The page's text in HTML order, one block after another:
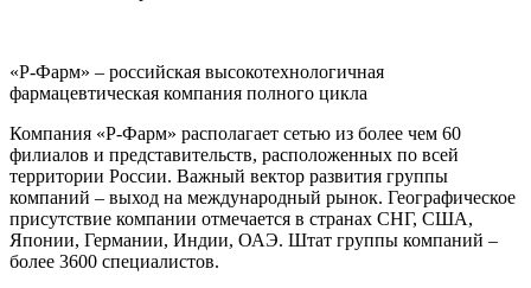
«Р-Фарм» – российская высокотехнологичная
фармацевтическая компания полного цикла
Компания «Р-Фарм» располагает сетью из более чем 60
филиалов и представительств, расположенных по всей
территории России. Важный вектор развития группы
компаний – выход на международный рынок. Географическое
присутствие компании отмечается в странах СНГ, США,
Японии, Германии, Индии, ОАЭ. Штат группы компаний –
более 3600 специалистов.